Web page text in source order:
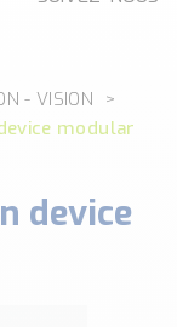
- VISION
modular
device